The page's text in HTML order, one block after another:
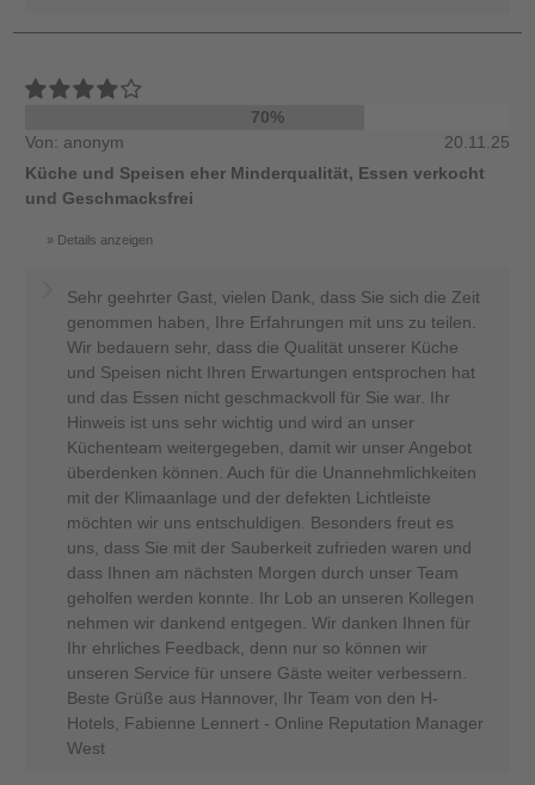
70%
Von: anonym
20.11.25
Küche und Speisen eher Minderqualität, Essen verkocht
und Geschmacksfrei
Details anzeigen
Sehr geehrter Gast, vielen Dank, dass Sie sich die Zeit
genommen haben, Ihre Erfahrungen mit uns zu teilen.
Wir bedauern sehr, dass die Qualität unserer Küche
und Speisen nicht Ihren Erwartungen entsprochen hat
und das Essen nicht geschmackvoll für Sie war. Ihr
Hinweis ist uns sehr wichtig und wird an unser
Küchenteam weitergegeben, damit wir unser Angebot
überdenken können. Auch für die Unannehmlichkeiten
mit der Klimaanlage und der defekten Lichtleiste
möchten wir uns entschuldigen. Besonders freut es
uns, dass Sie mit der Sauberkeit zufrieden waren und
dass Ihnen am nächsten Morgen durch unser Team
geholfen werden konnte. Ihr Lob an unseren Kollegen
nehmen wir dankend entgegen. Wir danken Ihnen für
Ihr ehrliches Feedback, denn nur so können wir
unseren Service für unsere Gäste weiter verbessern.
Beste Grüße aus Hannover, Ihr Team von den H-
Hotels, Fabienne Lennert - Online Reputation Manager
West